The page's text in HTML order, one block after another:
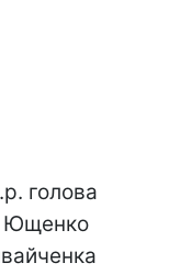
голова
Ющенко